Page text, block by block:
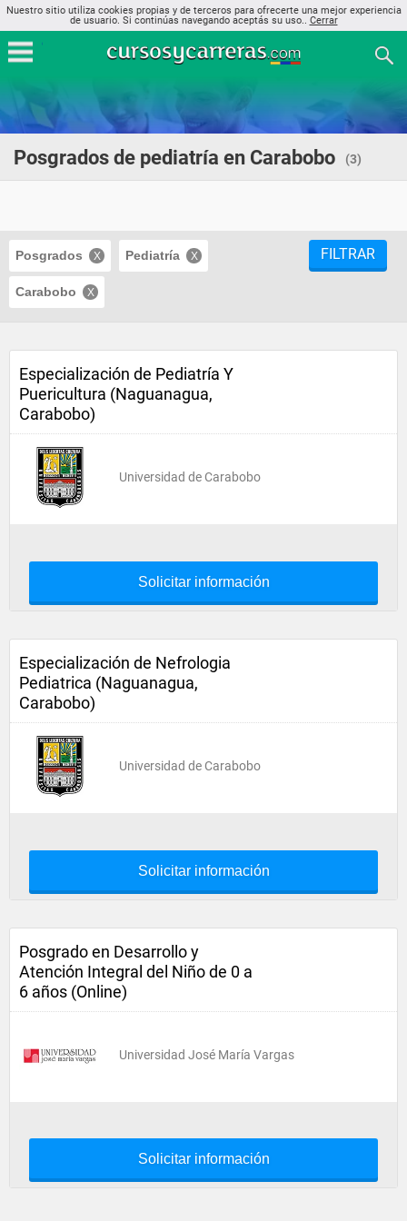
Nuestro sitio utiliza cookies propias y de terceros para ofrecerte una mejor experiencia
de usuario. Si continúas navegando aceptás su uso.. Cerrar
Posgrados de pediatría en Carabobo (3)
Posgrados Pediatría
Carabobo
FILTRAR
Especialización de Pediatría Y
Puericultura (Naguanagua,
Carabobo)
Universidad de Carabobo
Solicitar información
Especialización de Nefrologia
Pediatrica (Naguanagua,
Carabobo)
Universidad de Carabobo
Solicitar información
Posgrado en Desarrollo y
Atención Integral del Niño de 0 a
6 años (Online)
Universidad José María Vargas
Solicitar información